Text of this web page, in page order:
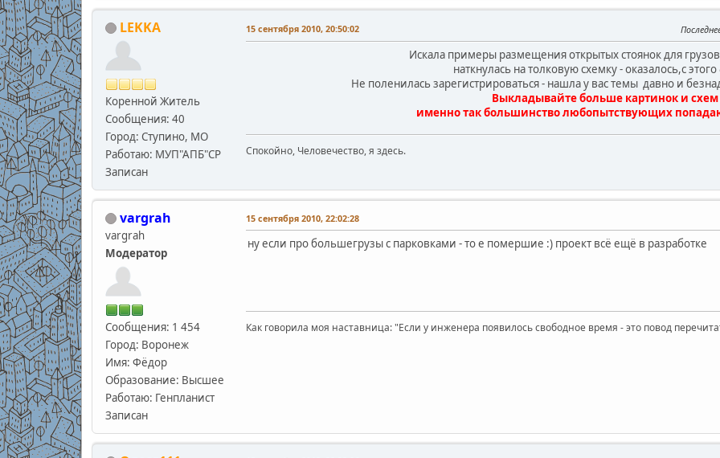
LEKKA
Коренной Житель
Сообщения: 40
Город: Ступино, МО
Работаю: МУП"АПБ"СР
Записан
15 сентября 2010, 20:50:02
Искала примеры размещения открытых стоянок для
наткнулась на толковую схемку - оказалось,с
Не поленилась зарегистрироваться - нашла у вас темы давно и
Выкладывайте больше картинок и схем
именно так большинство любопытствующих
Спокойно, Человечество, я здесь.
vargrah
vargrah
Модератор
Сообщения: 1 454
Город: Воронеж
Имя: Фёдор
Образование: Высшее
Работаю: Генпланист
Записан
15 сентября 2010, 22:02:28
ну если про большегрузы с парковками - то е помершие :) проект всё ещё в разработке
Как говорила моя наставница: "Если у инженера появилось свободное время - это повод